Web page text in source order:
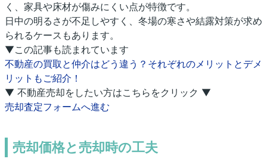
く、家具や床材が傷みにくい点が特徴です。
日中の明るさが不足しやすく、冬場の寒さや結露対策が求め
られるケースもあります。
▼この記事も読まれています
不動産の買取と仲介はどう違う？それぞれのメリットとデメ
リットもご紹介！
▼ 不動産売却をしたい方はこちらをクリック ▼
売却査定フォームへ進む
売却価格と売却時の工夫